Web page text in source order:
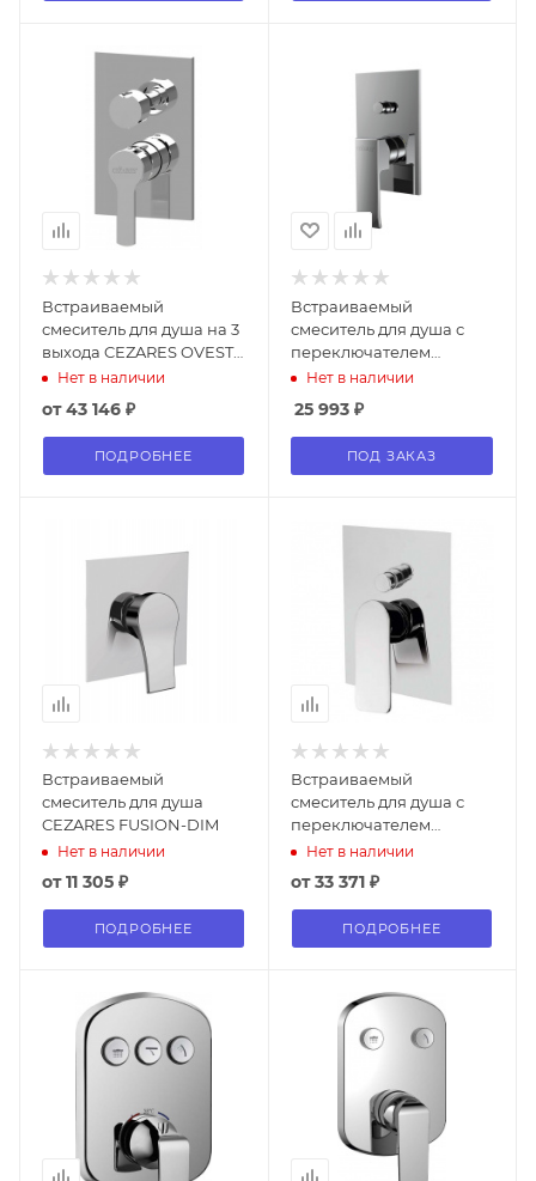
Встраиваемый
смеситель для душа на 3
выхода CEZARES OVEST-
DEV3
Нет в наличии
от43 146 ₽
ПОДРОБНЕЕ
Встраиваемый
смеситель для душа с
переключателем
CEZARES LIVELLO-VDIM-
Нет в наличии
25 993₽
ПОД ЗАКАЗ
Встраиваемый
смеситель для душа
CEZARES FUSION-DIM
Нет в наличии
от11 305 ₽
ПОДРОБНЕЕ
Встраиваемый
смеситель для душа с
переключателем
CEZARES TIRRENO-VDIM
Нет в наличии
от33 371 ₽
ПОДРОБНЕЕ